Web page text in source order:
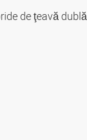
de ţeavă dublă